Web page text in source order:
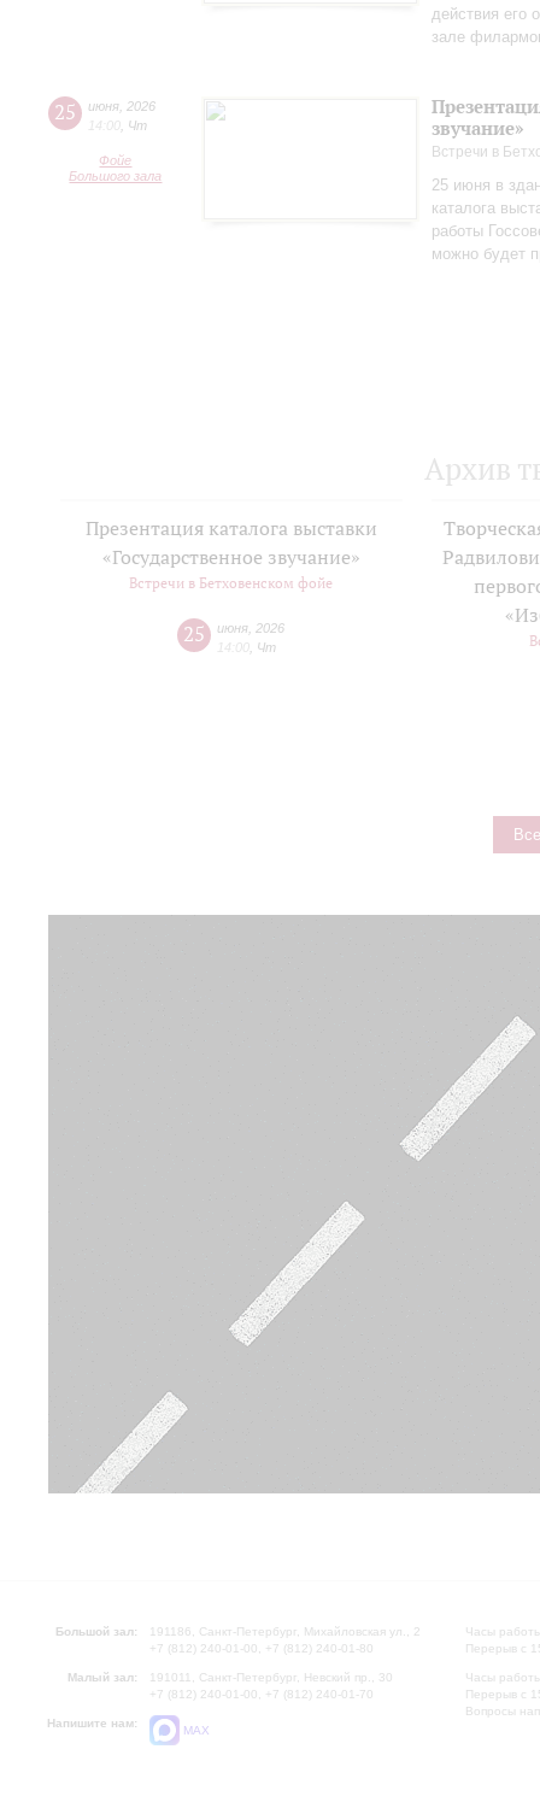
действия его
зале
25 июня 2026
14:00 Чт
Фойе
Большого зала
звучание»
Встречи в
25 июня в
каталога
работы
можно будет
Архив
Презентация каталога выставки
«Государственное звучание»
Встречи в Бетховенском фойе
25 июня 2026
14:00 Чт
Большой зал:
191186, Санкт-Петербург, Михайловская ул., 2
+7 (812) 240-01-00, +7 (812) 240-01-80
Малый зал:
191011, Санкт-Петербург, Невский пр., 30
+7 (812) 240-01-00, +7 (812) 240-01-70
Напишите нам:
MAX
Часы
Перерыв с
Часы
Перерыв с
Вопросы